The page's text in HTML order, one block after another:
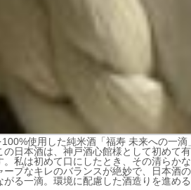
使用した純米酒「福寿 未来への一
の日本酒は、神戸酒心館様として初めて
。私は初めて口にしたとき、その清ら
ープなキレのバランスが絶妙で、日本
がる一滴。環境に配慮した酒造りを進め